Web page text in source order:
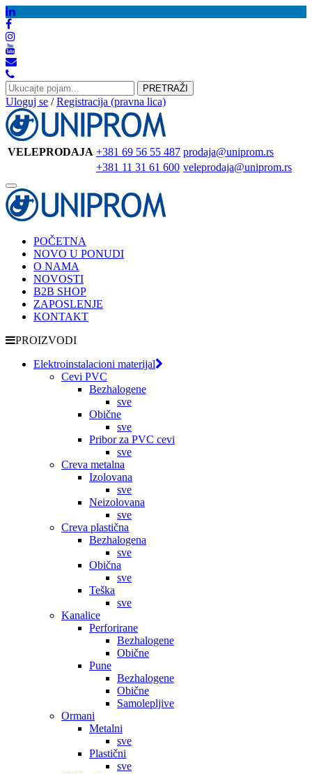
PRETRAŽI
Uloguj se /Registracija (pravna lica)
VELEPRODAJA +381 69 56 55 487 prodaja@uniprom.rs
+381 11 31 61 600 veleprodaja@uniprom.rs
Toggle
navigation
POČETNA
NOVO U PONUDI
O NAMA
NOVOSTI
B2B SHOP
ZAPOSLENJE
KONTAKT
PROIZVODI
Elektroinstalacioni materijal
Cevi PVC
Bezhalogene
sve
Obične
sve
Pribor za PVC cevi
sve
Creva metalna
Izolovana
sve
Neizolovana
sve
Creva plastična
Bezhalogena
sve
Obična
sve
Teška
sve
Kanalice
Perforirane
Bezhalogene
Obične
Pune
Bezhalogene
Obične
Samolepljive
Ormani
Metalni
sve
Plastični
sve